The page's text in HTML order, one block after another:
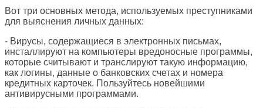
Вот три основных метода, используемых преступниками
для выяснения личных данных:
- Вирусы, содержащиеся в электронных письмах,
инсталлируют на компьютеры вредоносные программы,
которые считывают и транслируют такую информацию,
как логины, данные о банковских счетах и номера
кредитных карточек. Пользуйтесь новейшими
антивирусными программами.